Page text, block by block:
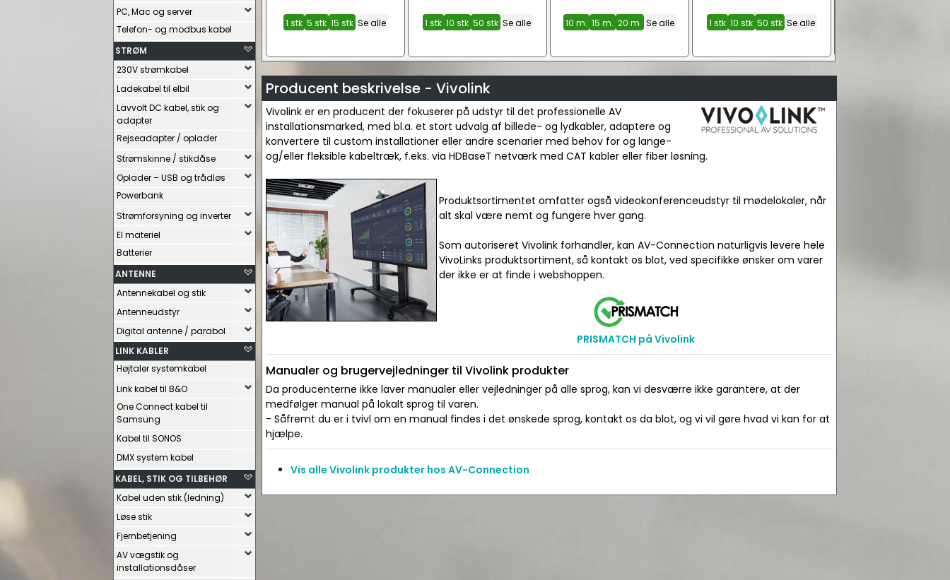
PC, Mac og server
Telefon- og modbus kabel
STRØM
230V strømkabel
Ladekabel til elbil
Lavvolt DC kabel, stik og
adapter
Rejseadapter / oplader
Strømskinne / stikdåse
Oplader – USB og trådløs
Powerbank
Strømforsyning og inverter
El materiel
Batterier
ANTENNE
Antennekabel og stik
Antenneudstyr
Digital antenne / parabol
LINK KABLER
Højtaler systemkabel
Link kabel til B&O
One Connect kabel til
Samsung
Kabel til SONOS
DMX system kabel
KABEL, STIK OG TILBEHØR
Kabel uden stik (ledning)
Løse stik
Fjernbetjening
AV vægstik og
installationsdåser
1 stk 5 stk 15 stk Se alle 1 stk 10 stk 50 stk Se alle 10 m. 15 m. 20 m. Se alle 1 stk 10 stk 50 stk Se alle
Producent beskrivelse - Vivolink
Vivolink er en producent der fokuserer på udstyr til det professionelle AV
installationsmarked, med bl.a. et stort udvalg af billede- og lydkabler, adaptere og
konvertere til custom installationer eller andre scenarier med behov for og lange-
og/eller fleksible kabeltræk, f.eks. via HDBaseT netværk med CAT kabler eller fiber løsning.
Produktsortimentet omfatter også videokonferenceudstyr til mødelokaler, når
alt skal være nemt og fungere hver gang.
Som autoriseret Vivolink forhandler, kan AV-Connection naturligvis levere hele
VivoLinks produktsortiment, så kontakt os blot, ved specifikke ønsker om varer
der ikke er at finde i webshoppen.
PRISMATCH på Vivolink
Manualer og brugervejledninger til Vivolink produkter
Da producenterne ikke laver manualer eller vejledninger på alle sprog, kan vi desværre ikke garantere, at der
medfølger manual på lokalt sprog til varen.
- Såfremt du er i tvivl om en manual findes i det ønskede sprog, kontakt os da blot, og vi vil gøre hvad vi kan for at
hjælpe.
Vis alle Vivolink produkter hos AV-Connection